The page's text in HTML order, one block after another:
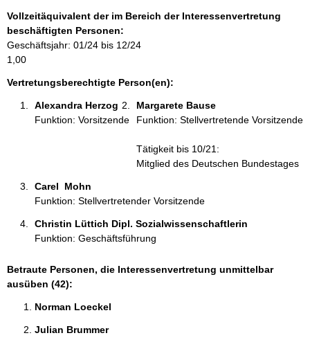
i
o
n
e
n
Vollzeitäquivalent der im Bereich der Interessenvertretung
beschäftigten Personen:
Geschäftsjahr: 01/24 bis 12/24
1,00
Vertretungsberechtigte Person(en):
Alexandra Herzog
Funktion: Vorsitzende
Margarete Bause
Funktion: Stellvertretende Vorsitzende
Tätigkeit bis 10/21:
Mitglied des Deutschen Bundestages
Carel  Mohn
Funktion: Stellvertretender Vorsitzende
Christin Lüttich Dipl. Sozialwissenschaftlerin
Funktion: Geschäftsführung
Betraute Personen, die Interessenvertretung unmittelbar
ausüben (42):
Norman Loeckel
Julian Brummer